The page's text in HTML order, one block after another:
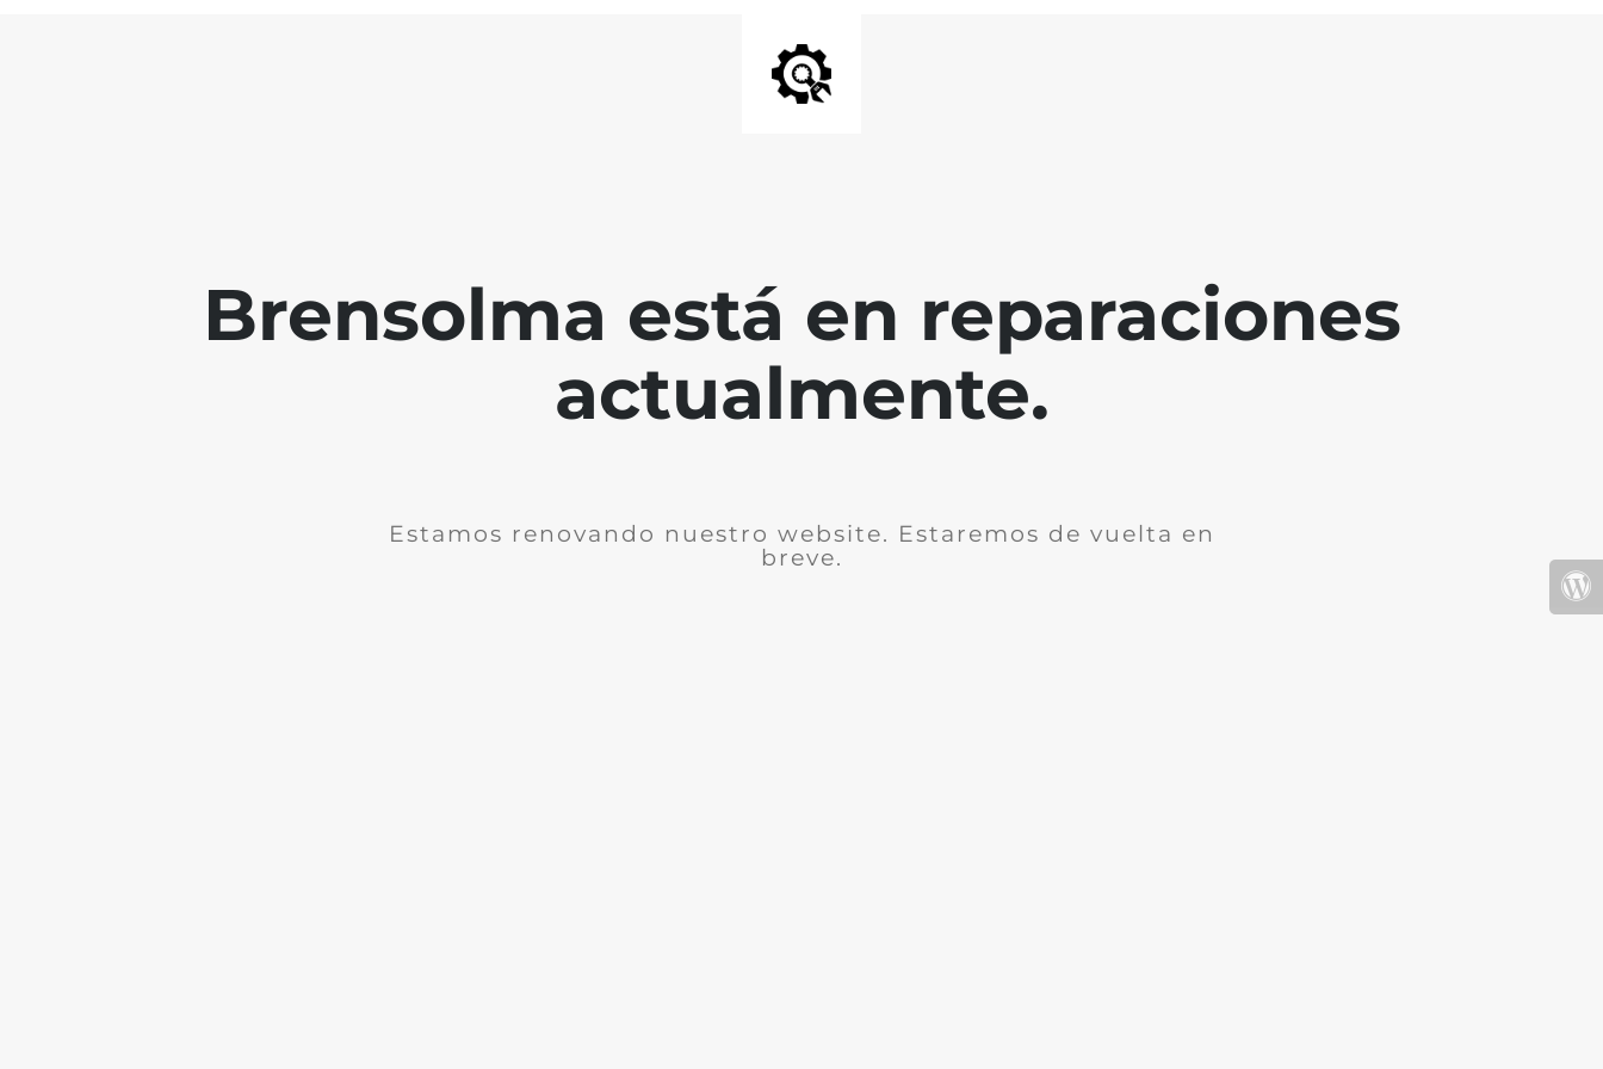
Brensolma está en reparaciones
actualmente.
Estamos renovando nuestro website. Estaremos de vuelta en
breve.